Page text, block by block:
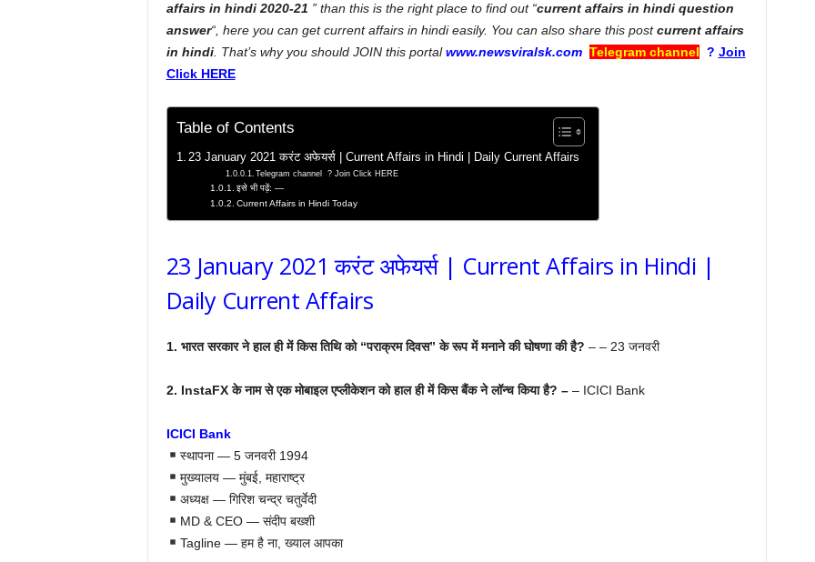
affairs in hindi 2020-21 ” than this is the right place to find out “current affairs in hindi question
answer“, here you can get current affairs in hindi easily. You can also share this postcurrent affairs
in hindi. That’s why you should JOIN this portalwww.newsviralsk.com Telegram channel ? Join
Click HERE
Table of Contents
23 January 2021 करंट अफेयर्स | Current Affairs in Hindi | Daily Current Affairs
Telegram channel ? Join Click HERE
इसे भी पढ़ें: —
Current Affairs in Hindi Today
23 January 2021 करंट अफेयर्स | Current Affairs in Hindi |
Daily Current Affairs
1. भारत सरकार ने हाल ही में किस तिथि को “पराक्रम दिवस” के रूप में मनाने की घोषणा की है? – – 23 जनवरी
2. InstaFX के नाम से एक मोबाइल एप्लीकेशन को हाल ही में किस बैंक ने लॉन्च किया है? –– ICICI Bank
ICICI Bank
स्थापना — 5 जनवरी 1994
मुख्यालय — मुंबई, महाराष्ट्र
अध्यक्ष — गिरिश चन्द्र चतुर्वेदी
MD & CEO — संदीप बख्शी
Tagline — हम है ना, ख्याल आपका